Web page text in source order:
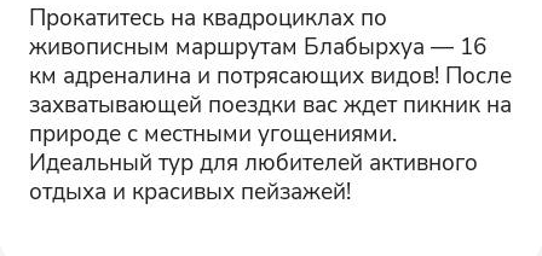
Прокатитесь на квадроциклах по
живописным маршрутам Блабырхуа — 16
км адреналина и потрясающих видов! После
захватывающей поездки вас ждет пикник на
природе с местными угощениями.
Идеальный тур для любителей активного
отдыха и красивых пейзажей!